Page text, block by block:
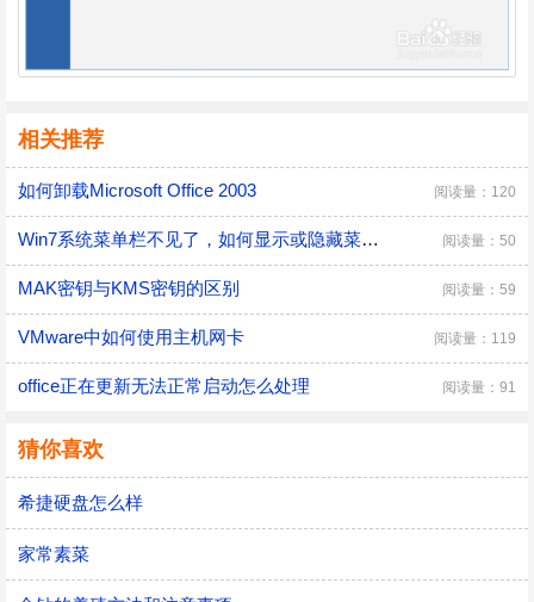
相关推荐
如何卸载Microsoft Office 2003 阅读量：120
Win7系统菜单栏不见了，如何显示或隐藏菜单栏 阅读量：50
MAK密钥与KMS密钥的区别 阅读量：59
VMware中如何使用主机网卡 阅读量：119
office正在更新无法正常启动怎么处理 阅读量：91
猜你喜欢
希捷硬盘怎么样
家常素菜